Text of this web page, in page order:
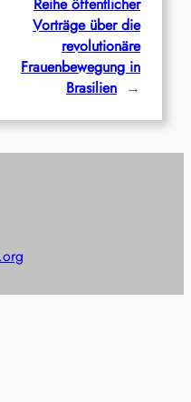
Vorträge über die
revolutionäre
Frauenbewegung in
Brasilien →